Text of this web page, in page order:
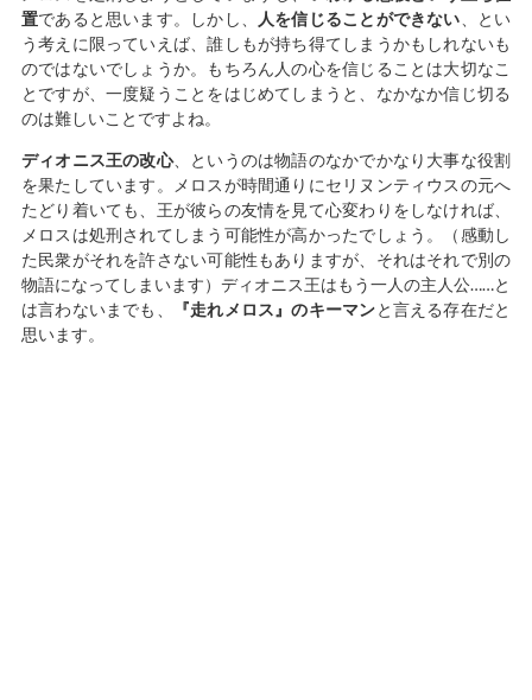
置であると思います。しかし、 人を信じることができない 、とい
う考えに限っていえば、誰しもが持ち得てしまうかもしれないも
のではないでしょうか。もちろん人の心を信じることは大切なこ
とですが、一度疑うことをはじめてしまうと、なかなか信じ切る
のは難しいことですよね。
ディオニス王の改心、というのは物語のなかでかなり大事な役割
を果たしています。メロスが時間通りにセリヌンティウスの元へ
たどり着いても、王が彼らの友情を見て心変わりをしなければ、
メロスは処刑されてしまう可能性が高かったでしょう。（感動し
た民衆がそれを許さない可能性もありますが、それはそれで別の
物語になってしまいます）ディオニス王はもう一人の主人公……と
は言わないまでも、
『走れメロス』のキーマンと言える存在だと
思います。